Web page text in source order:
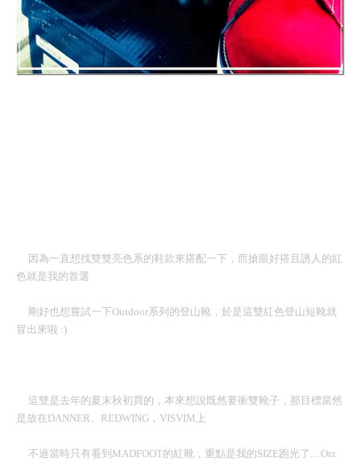
因為一直想找雙雙亮色系的鞋款來搭配一下，而搶眼好搭且誘人的紅
色就是我的首選
剛好也想嘗試一下Outdoor系列的登山靴，於是這雙紅色登山短靴就
冒出來啦 :)
這雙是去年的夏末秋初買的，本來想說既然要衝雙靴子，那目標當然
是放在DANNER 、 REDWING ， VISVIM 上
不過當時只有看到 MADFOOT的紅靴，重點是我的SIZE跑光了 …Orz